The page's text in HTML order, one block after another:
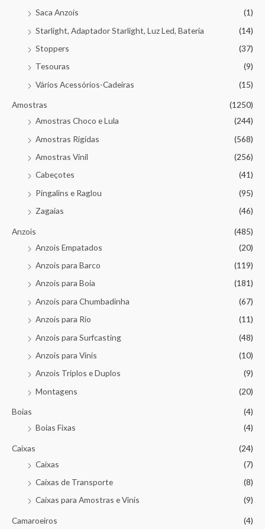
Saca Anzois
(1)
Starlight, Adaptador Starlight, Luz Led, Bateria
(14)
Stoppers
(37)
Tesouras
(9)
Vários Acessórios-Cadeiras
(15)
Amostras
(1250)
Amostras Choco e Lula
(244)
Amostras Rigidas
(568)
Amostras Vinil
(256)
Cabeçotes
(41)
Pingalins e Raglou
(95)
Zagaias
(46)
Anzois
(485)
Anzois Empatados
(20)
Anzois para Barco
(119)
Anzois para Boia
(181)
Anzois para Chumbadinha
(67)
Anzois para Rio
(11)
Anzois para Surfcasting
(48)
Anzois para Vinis
(10)
Anzois Triplos e Duplos
(9)
Montagens
(20)
Boias
(4)
Boias Fixas
(4)
Caixas
(24)
Caixas
(7)
Caixas de Transporte
(8)
Caixas para Amostras e Vinis
(9)
Camaroeiros (4)